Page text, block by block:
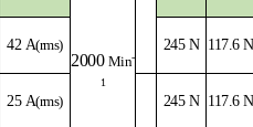
2000 Min-
1
42 A(rms) 245 N 117.6 N
25 A(rms) 245 N 117.6 N